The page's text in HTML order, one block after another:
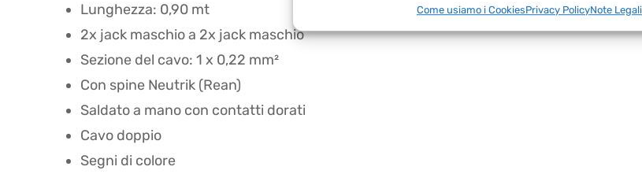
Come usiamo i CookiesPrivacy PolicyNote Legali
Lunghezza: 0,90 mt
2x jack maschio a 2x jack maschio
Sezione del cavo: 1 x 0,22 mm²
Con spine Neutrik (Rean)
Saldato a mano con contatti dorati
Cavo doppio
Segni di colore